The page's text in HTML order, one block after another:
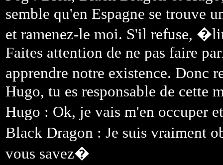
semble qu'en Espagne se trouve
et ramenez-le moi. S'il refuse,
Faites attention de ne pas faire
apprendre notre existence. Donc
Hugo, tu es responsable de cette
Hugo : Ok, je vais m'en occuper
Black Dragon : Je suis
vous savez�